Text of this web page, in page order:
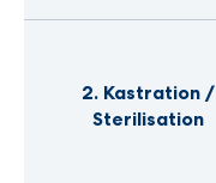
2. Kastration /
Sterilisation